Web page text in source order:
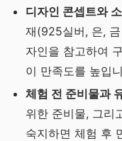
디자인 콘셉트와
재(925실버, 은,
자인을 참고하여
이 만족도를 높입
체험 전 준비물과
위한 준비물, 그리
숙지하면 체험 후